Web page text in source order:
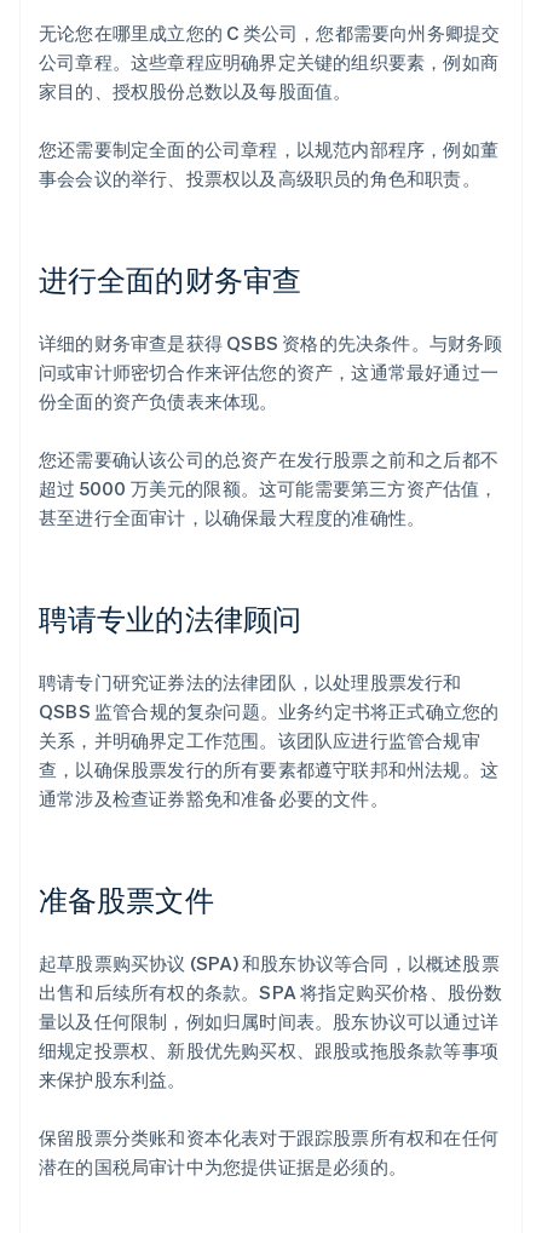
无论您在哪里成立您的 C 类公司，您都需要向州务卿提交
公司章程。这些章程应明确界定关键的组织要素，例如商
家目的、授权股份总数以及每股面值。
您还需要制定全面的公司章程，以规范内部程序，例如董
事会会议的举行、投票权以及高级职员的角色和职责。
进行全面的财务审查
详细的财务审查是获得 QSBS 资格的先决条件。与财务顾
问或审计师密切合作来评估您的资产，这通常最好通过一
份全面的资产负债表来体现。
您还需要确认该公司的总资产在发行股票之前和之后都不
超过 5000 万美元的限额。这可能需要第三方资产估值，
甚至进行全面审计，以确保最大程度的准确性。
聘请专业的法律顾问
聘请专门研究证券法的法律团队，以处理股票发行和
QSBS 监管合规的复杂问题。业务约定书将正式确立您的
关系，并明确界定工作范围。该团队应进行监管合规审
查，以确保股票发行的所有要素都遵守联邦和州法规。这
通常涉及检查证券豁免和准备必要的文件。
准备股票文件
起草股票购买协议 (SPA) 和股东协议等合同，以概述股票
出售和后续所有权的条款。SPA 将指定购买价格、股份数
量以及任何限制，例如归属时间表。股东协议可以通过详
细规定投票权、新股优先购买权、跟股或拖股条款等事项
来保护股东利益。
保留股票分类账和资本化表对于跟踪股票所有权和在任何
潜在的国税局审计中为您提供证据是必须的。